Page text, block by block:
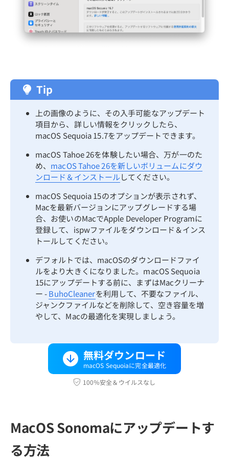
Tip
上の画像のように、その入手可能なアップデート
項目から、詳しい情報をクリックしたら、
macOS Sequoia 15.7をアップデートできます。
macOS Tahoe 26を体験したい場合、万が一のた
め、 macOS Tahoe 26を新しいボリュームにダウ
ンロード＆インストールしてください。
macOS Sequoia 15のオプションが表示されず、
Macを最新バージョンにアップグレードする場
合、お使いのMacでApple Developer Programに
登録して、ispwファイルをダウンロード＆インス
トールしてください。
デフォルトでは、macOSのダウンロードファイ
ルをより大きくになりました。macOS Sequoia
15にアップデートする前に、まずはMacクリーナ
ー -BuhoCleanerを利用して、不要なファイル、
ジャンクファイルなどを削除して、空き容量を増
やして、Macの最適化を実現しましょう。
無料ダウンロード
macOS Sequoiaに完全最適化
100％安全＆ウイルスなし
MacOS Sonomaにアップデートす
る方法